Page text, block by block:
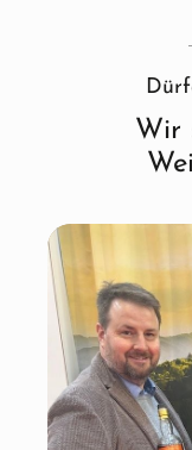
Wir